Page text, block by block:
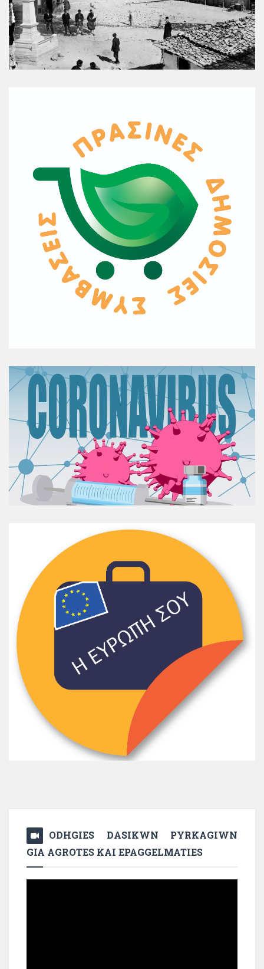
ODHGIES DASIKWN PYRKAGIWN
GIA AGROTES KAI EPAGGELMATIES